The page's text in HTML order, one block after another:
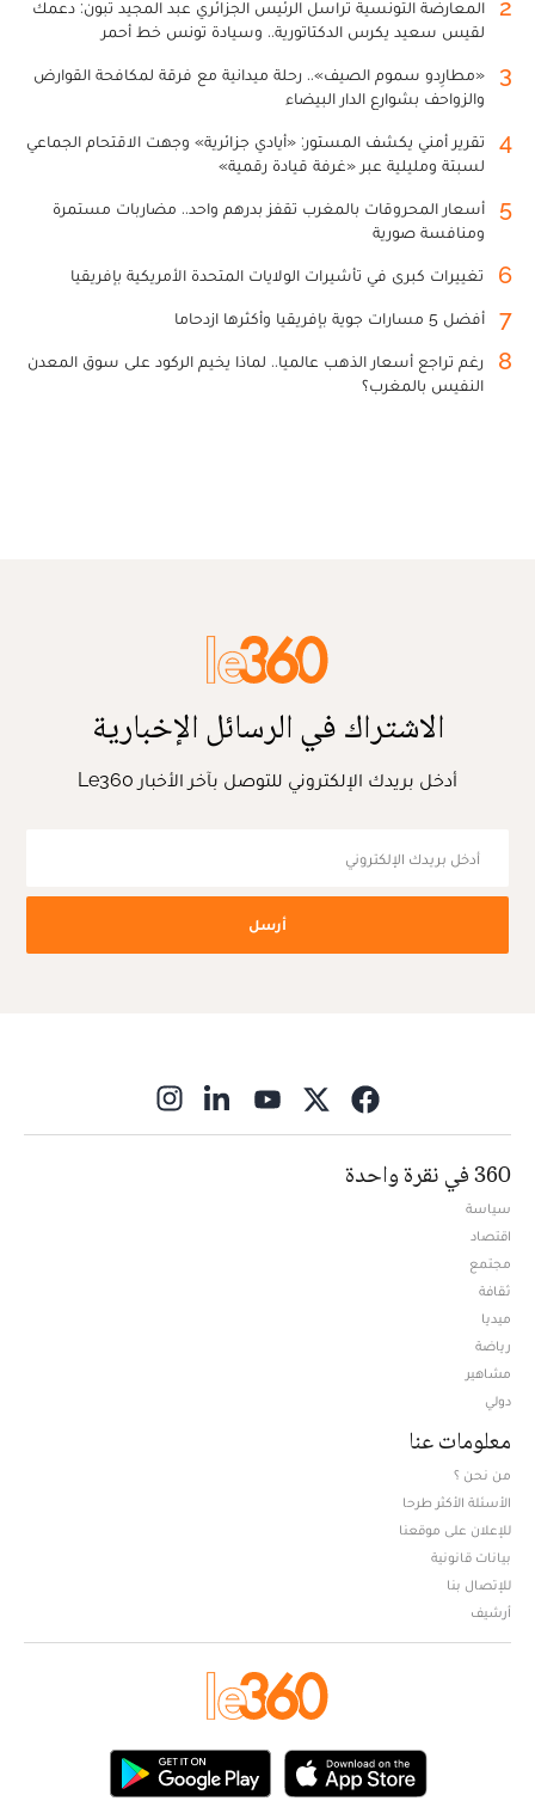
2
المعارضة التونسية تراسل الرئيس الجزائري عبد المجيد تبون: دعمك
لقيس سعيد يكرس الدكتاتورية.. وسيادة تونس خط أحمر
3
«مطارِدو سموم الصيف».. رحلة ميدانية مع فرقة لمكافحة القوارض
والزواحف بشوارع الدار البيضاء
4
تقرير أمني يكشف المستور: «أيادي جزائرية» وجهت الاقتحام الجماعي
لسبتة ومليلية عبر «غرفة قيادة رقمية»
5
أسعار المحروقات بالمغرب تقفز بدرهم واحد.. مضاربات مستمرة
ومنافسة صورية
6 تغييرات كبرى في تأشيرات الولايات المتحدة الأمريكية بإفريقيا
7 أفضل 5 مسارات جوية بإفريقيا وأكثرها ازدحاما
8
رغم تراجع أسعار الذهب عالميا.. لماذا يخيم الركود على سوق المعدن
النفيس بالمغرب؟
الاشتراك في الرسائل الإخبارية
أدخل بريدك الإلكتروني للتوصل بآخر الأخبار Le360
أرسل
360 في نقرة واحدة
سياسة
اقتصاد
مجتمع
ثقافة
ميديا
رياضة
مشاهير
دولي
معلومات عنا
من نحن ؟
الأسئلة الأكثر طرحا
للإعلان على موقعنا
بيانات قانونية
للإتصال بنا
أرشيف